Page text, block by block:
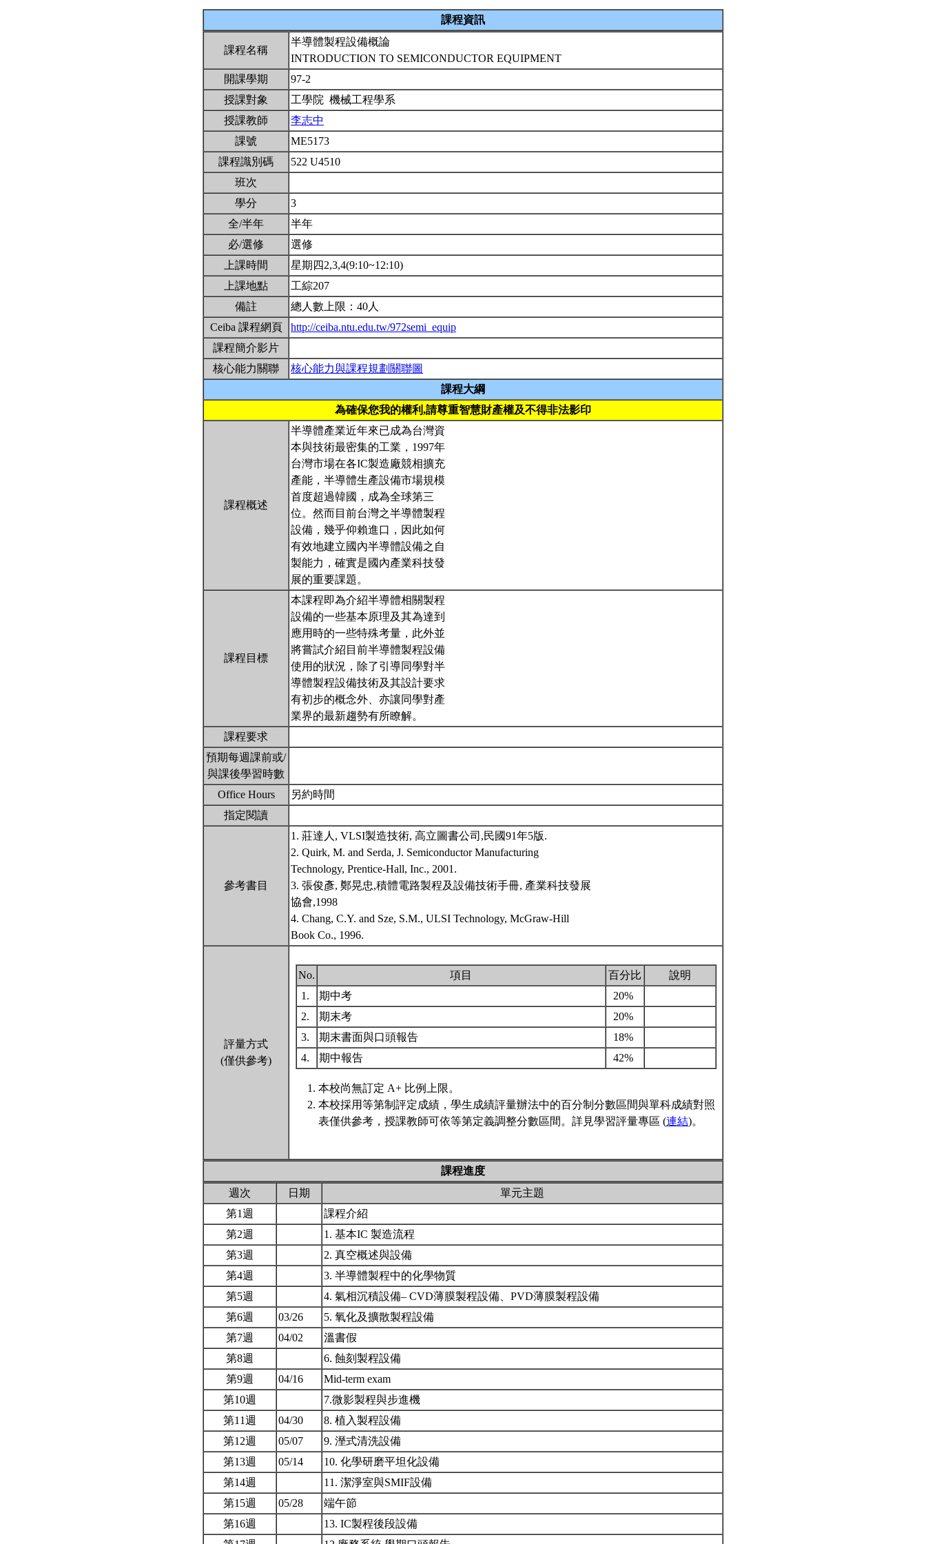
課程資訊
課程名稱
半導體製程設備概論
INTRODUCTION TO SEMICONDUCTOR EQUIPMENT
開課學期
97-2
授課對象
工學院 機械工程學系
授課教師
李志中
課號
ME5173
課程識別碼
522 U4510
班次
學分
3
全/半年
半年
必/選修
選修
上課時間
星期四2,3,4(9:10~12:10)
上課地點
工綜207
備註
總人數上限：40人
Ceiba 課程網頁
http://ceiba.ntu.edu.tw/972semi_equip
課程簡介影片
核心能力關聯
核心能力與課程規劃關聯圖
課程大綱
為確保您我的權利,請尊重智慧財產權及不得非法影印
課程概述
半導體產業近年來已成為台灣資
本與技術最密集的工業，1997年
台灣市場在各IC製造廠競相擴充
產能，半導體生產設備市場規模
首度超過韓國，成為全球第三
位。然而目前台灣之半導體製程
設備，幾乎仰賴進口，因此如何
有效地建立國內半導體設備之自
製能力，確實是國內產業科技發
展的重要課題。
課程目標
本課程即為介紹半導體相關製程
設備的一些基本原理及其為達到
應用時的一些特殊考量，此外並
將嘗試介紹目前半導體製程設備
使用的狀況，除了引導同學對半
導體製程設備技術及其設計要求
有初步的概念外、亦讓同學對產
業界的最新趨勢有所瞭解。
課程要求
預期每週課前或/
與課後學習時數
Office Hours
另約時間
指定閱讀
參考書目
1. 莊達人, VLSI製造技術, 高立圖書公司,民國91年5版.
2. Quirk, M. and Serda, J. Semiconductor Manufacturing
Technology, Prentice-Hall, Inc., 2001.
3. 張俊彥, 鄭晃忠,積體電路製程及設備技術手冊, 產業科技發展
協會,1998
4. Chang, C.Y. and Sze, S.M., ULSI Technology, McGraw-Hill
Book Co., 1996.
評量方式
(僅供參考)
No. 項目 百分比
說明
1.
期中考
20%
2.
期末考
20%
3.
期末書面與口頭報告
18%
4.
期中報告 42%
本校尚無訂定 A+ 比例上限。
本校採用等第制評定成績，學生成績評量辦法中的百分制分數區間與單科成績對照
表僅供參考，授課教師可依等第定義調整分數區間。詳見學習評量專區 (連結)。
課程進度
週次
日期
單元主題
第1週
課程介紹
第2週
1. 基本IC 製造流程
第3週
2. 真空概述與設備
第4週
3. 半導體製程中的化學物質
第5週
4. 氣相沉積設備– CVD薄膜製程設備、PVD薄膜製程設備
第6週
03/26
5. 氧化及擴散製程設備
第7週
04/02
溫書假
第8週
6. 蝕刻製程設備
第9週
04/16
Mid-term exam
第10週
7.微影製程與步進機
第11週
04/30
8. 植入製程設備
第12週
05/07
9. 溼式清洗設備
第13週
05/14
10. 化學研磨平坦化設備
第14週
11. 潔淨室與SMIF設備
第15週
05/28
端午節
第16週
13. IC製程後段設備